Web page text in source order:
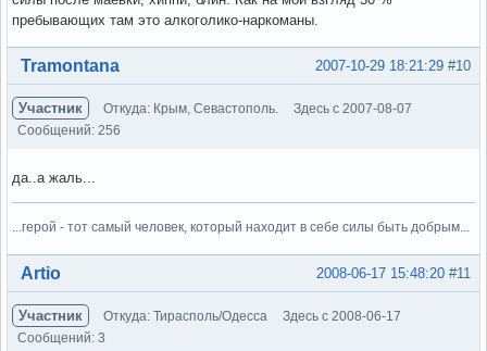
пребывающих там это алкоголико-наркоманы.
Вне форума #10
2007-10-29 18:21:29
Tramontana
Участник Откуда: Крым, Севастополь.
Здесь с 2007-08-07
Сообщений: 256
да..а жаль...
...герой - тот самый человек, который находит в себе силы быть добрым...
Вне форума #11
2008-06-17 15:48:20
Artio
Участник Откуда: Тирасполь/Одесса
Здесь с 2008-06-17
Сообщений: 3